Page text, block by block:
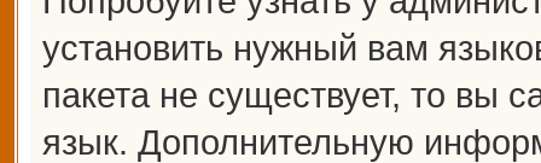
установить нужный вам
пакета не существует, то вы
язык. Дополнительную